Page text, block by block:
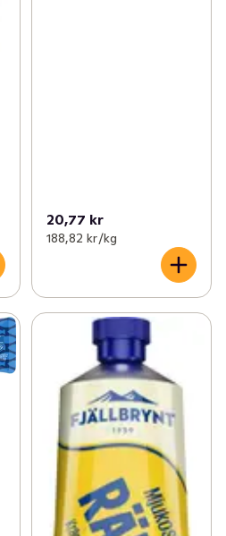
20,77 kr
188,82 kr /kg